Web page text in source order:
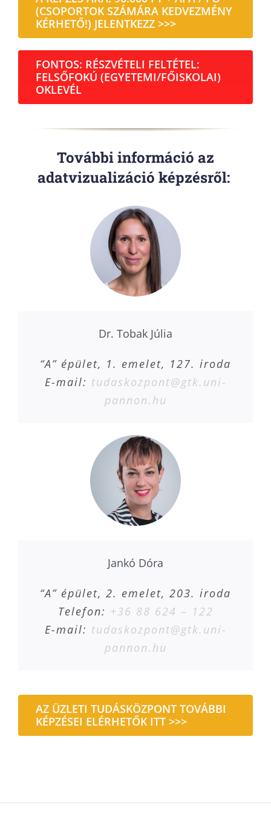
(CSOPORTOK SZÁMÁRA KEDVEZMÉNY
KÉRHETŐ!) JELENTKEZZ >>>
FONTOS: RÉSZVÉTELI FELTÉTEL:
FELSŐFOKÚ (EGYETEMI/FŐISKOLAI)
OKLEVÉL
További információ az
adatvizualizáció képzésről:
Dr. Tobak Júlia
“A” épület, 1. emelet, 127. iroda
E-mail: tudaskozpont@gtk.uni-
pannon.hu
Jankó Dóra
“A” épület, 2. emelet, 203. iroda
Telefon: +36 88 624 – 122
E-mail: tudaskozpont@gtk.uni-
pannon.hu
AZ ÜZLETI TUDÁSKÖZPONT TOVÁBBI
KÉPZÉSEI ELÉRHETŐK ITT >>>